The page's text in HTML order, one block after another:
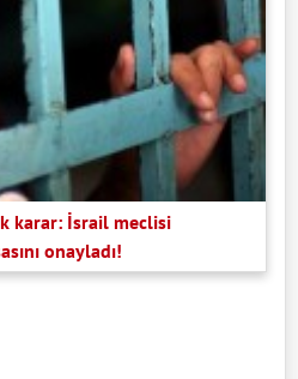
karar: İsrail meclisi
onayladı!